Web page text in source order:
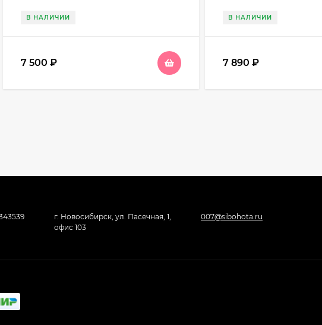
В НАЛИЧИИ
7 500₽
В НАЛИЧИИ
7 890 ₽
г. Новосибирск, ул. Пасечная, 1,
офис 103
007@sibohota.ru